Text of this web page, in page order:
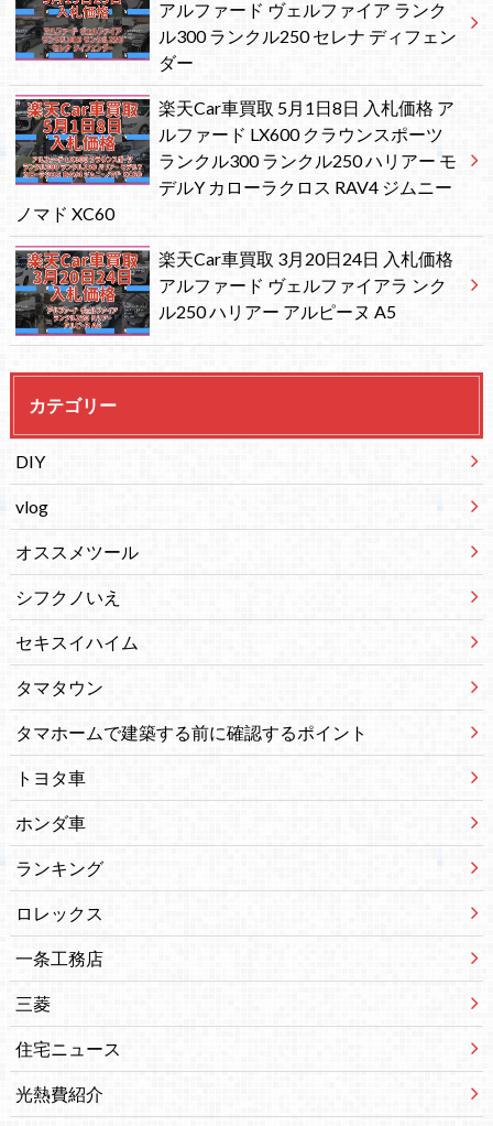
アルファード ヴェルファイア ランク
ル300 ランクル250 セレナ ディフェン
ダー
楽天Car車買取 5月1日8日 入札価格 ア
ルファード LX600 クラウンスポーツ
ランクル300 ランクル250 ハリアー モ
デルY カローラクロス RAV4 ジムニー
ノマド XC60
楽天Car車買取 3月20日24日 入札価格
アルファード ヴェルファイアラ ンク
ル250 ハリアー アルピーヌ A5
カテゴリー
DIY
vlog
オススメツール
シフクノいえ
セキスイハイム
タマタウン
タマホームで建築する前に確認するポイント
トヨタ車
ホンダ車
ランキング
ロレックス
一条工務店
三菱
住宅ニュース
光熱費紹介